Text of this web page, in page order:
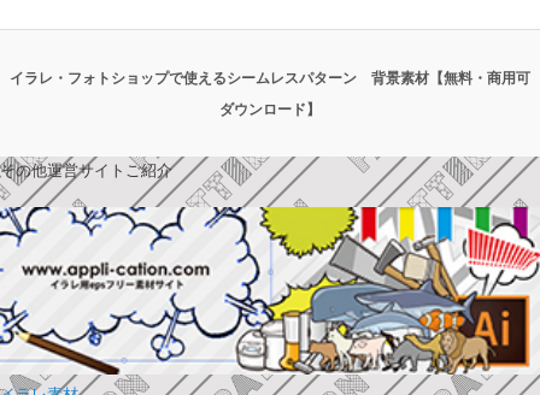
イラレ・フォトショップで使えるシームレスパターン 背景素材【無料・商用可
ダウンロード】
その他運営サイトご紹介